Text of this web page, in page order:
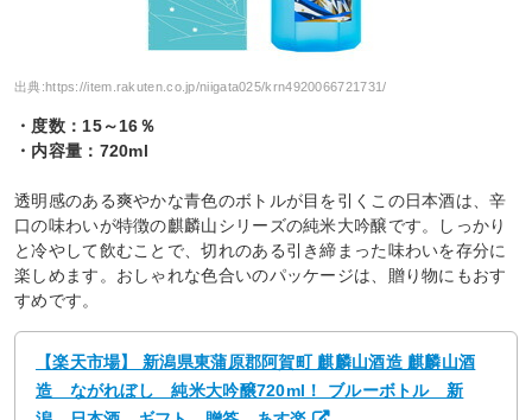
出典: https://item.rakuten.co.jp/niigata025/krn4920066721731/
・度数：15～16％
・内容量：720ml
透明感のある爽やかな青色のボトルが目を引くこの日本酒は、辛
口の味わいが特徴の麒麟山シリーズの純米大吟醸です。しっかり
と冷やして飲むことで、切れのある引き締まった味わいを存分に
楽しめます。おしゃれな色合いのパッケージは、贈り物にもおす
すめです。
【楽天市場】 新潟県東蒲原郡阿賀町 麒麟山酒造 麒麟山酒
造 ながれぼし 純米大吟醸720ml！ ブルーボトル 新